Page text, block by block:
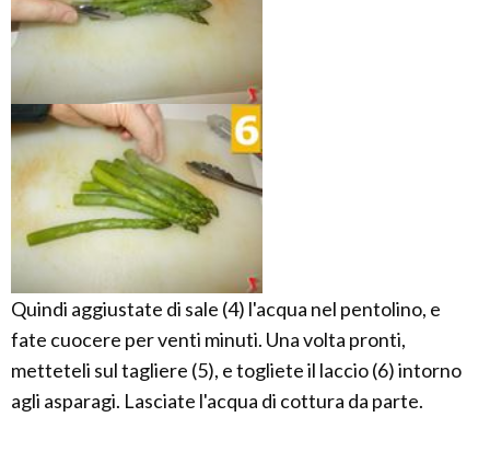
Quindi aggiustate di sale (4) l'acqua nel pentolino, e
fate cuocere per venti minuti. Una volta pronti,
metteteli sul tagliere (5), e togliete il laccio (6) intorno
agli asparagi. Lasciate l'acqua di cottura da parte.